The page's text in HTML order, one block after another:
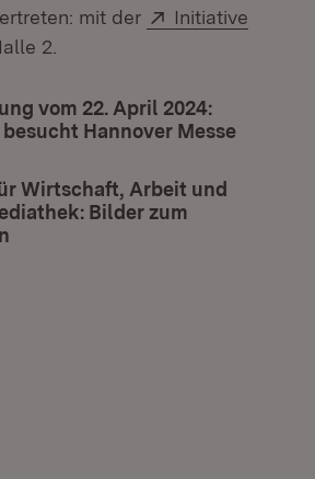
mit der
Extern:
Initiative
in neuem Fenster)
2.
vom 22. April 2024:
Hannover Messe
Wirtschaft, Arbeit und
Bilder zum